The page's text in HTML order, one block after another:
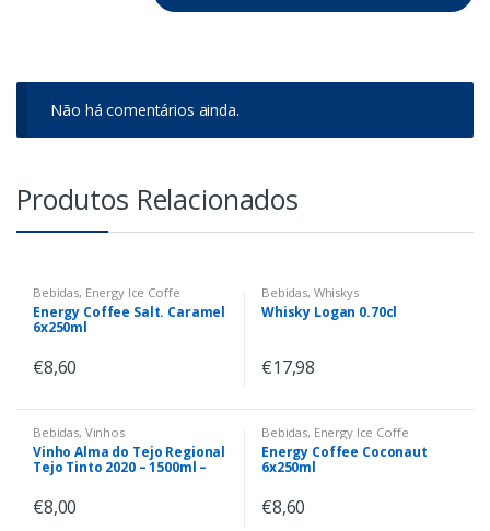
Não há comentários ainda.
Produtos Relacionados
Bebidas, Energy Ice Coffe
Energy Coffee Salt. Caramel
6x250ml
€8,60
Bebidas, Whiskys
Whisky Logan 0.70cl
€17,98
Bebidas, Vinhos
Vinho Alma do Tejo Regional
Tejo Tinto 2020 – 1500ml –
€8,00
Bebidas, Energy Ice Coffe
Energy Coffee Coconaut
6x250ml
€8,60